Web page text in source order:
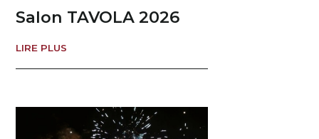
Salon TAVOLA 2026
LIRE PLUS